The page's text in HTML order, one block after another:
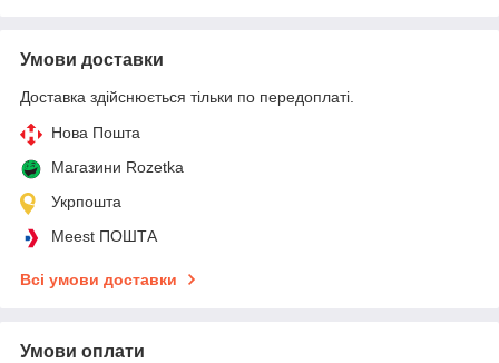
Умови доставки
Доставка здійснюється тільки по передоплаті.
Нова Пошта
Магазини Rozetka
Укрпошта
Meest ПОШТА
Всі умови доставки
Умови оплати